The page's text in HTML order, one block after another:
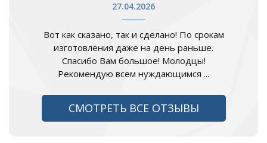
27.04.2026
Вот как сказано, так и сделано! По срокам
изготовления даже на день раньше.
Спасибо Вам большое! Молодцы!
Рекомендую всем нуждающимся ...
СМОТРЕТЬ ВСЕ ОТЗЫВЫ